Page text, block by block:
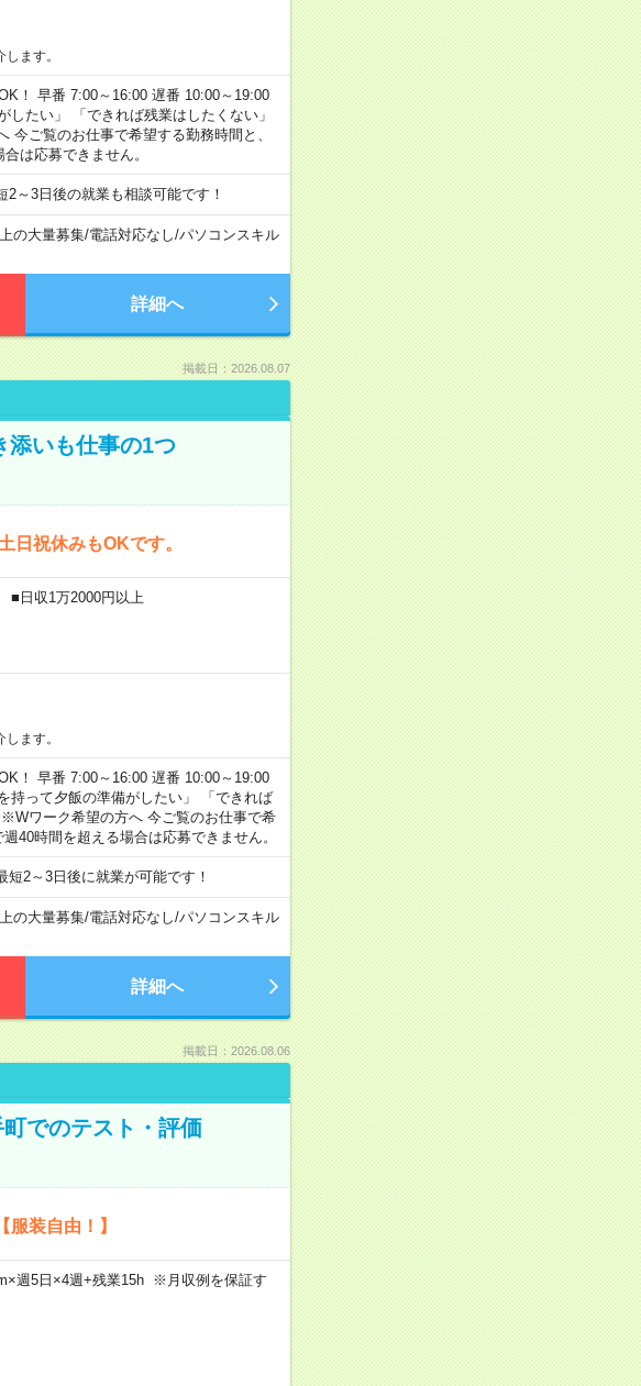
ます。
！ 早番 7:00～16:00 遅番 10:00～19:00
したい」 「できれば残業はしたくない」
ご覧のお仕事で希望する勤務時間と、
は応募できません。
～3日後の就業も相談可能です！
の大量募集/電話対応なし/パソコンスキル
詳細へ
掲載日：2026.08.07
添いも仕事の1つ
祝休みもOKです。
日収1万2000円以上
ます。
！ 早番 7:00～16:00 遅番 10:00～19:00
持って夕飯の準備がしたい」 「できれば
ワーク希望の方へ 今ご覧のお仕事で希
40時間を超える場合は応募できません。
2～3日後に就業が可能です！
の大量募集/電話対応なし/パソコンスキル
詳細へ
掲載日：2026.08.06
でのテスト・評価
装自由！】
週5日×4週+残業15h ※月収例を保証す